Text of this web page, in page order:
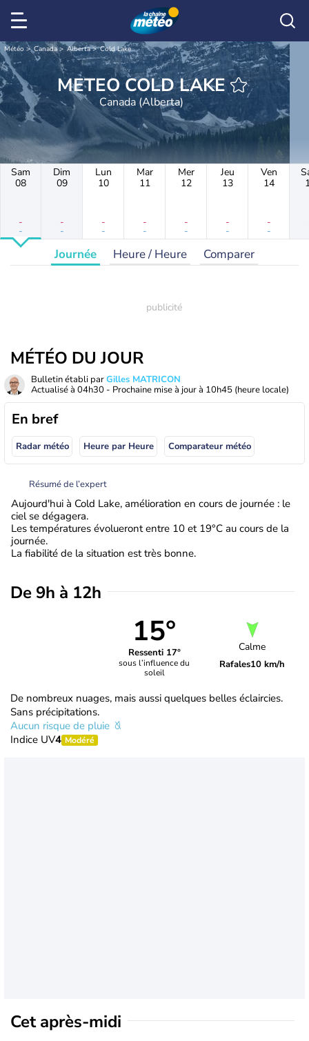
Météo Canada Alberta Cold Lake
METEO COLD LAKE
Canada (Alberta)
Sam
08
-
-
Dim
09
-
-
Lun
10
-
-
Mar
11
-
-
Mer
12
-
-
Jeu
13
-
-
Ven
14
-
-
Journée Heure / Heure Comparer
MÉTÉO DU JOUR
Bulletin établi parGilles MATRICON
Actualisé à 04h30 - Prochaine mise à jour à 10h45 (heure locale)
En bref
Radar météo Heure par Heure Comparateur météo
Résumé de l’expert
Aujourd'hui à Cold Lake, amélioration en cours de journée : le
ciel se dégagera.
Les températures évolueront entre 10 et 19°C au cours de la
journée.
La fiabilité de la situation est très bonne.
De 9h à 12h
15°
Ressenti 17°
sous l’influence du
soleil
Calme
Rafales10 km/h
De nombreux nuages, mais aussi quelques belles éclaircies.
Sans précipitations.
Aucun risque de pluie
Indice UV4 Modéré
Cet après-midi